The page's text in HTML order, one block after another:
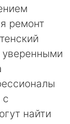
ремонт
с
найти